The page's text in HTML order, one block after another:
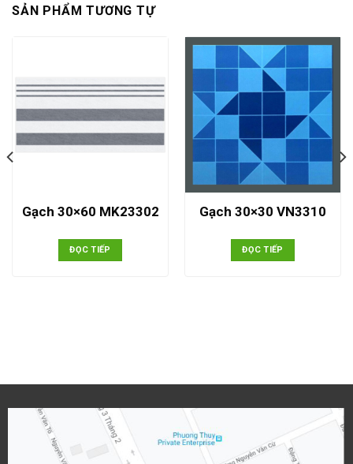
SẢN PHẨM TƯƠNG TỰ
Gạch 30×60 MK23302
ĐỌC TIẾP
Gạch 30×30 VN3310
ĐỌC TIẾP